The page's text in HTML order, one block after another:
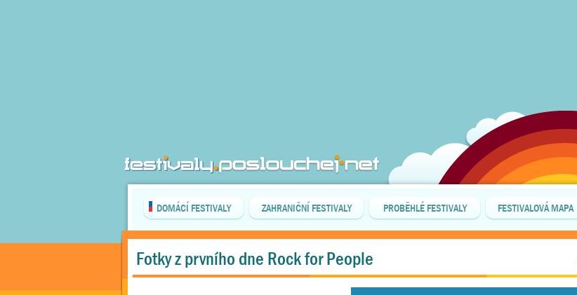
DOMÁCÍ FESTIVALY ZAHRANIČNÍ FESTIVALY PROBĚHLÉ FESTIVALY FESTIVALOVÁ MAPA
Fotky z prvního dne Rock for People